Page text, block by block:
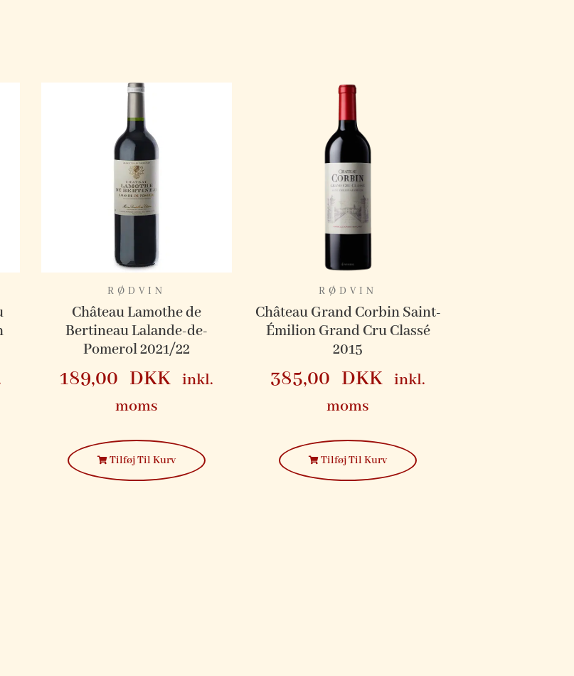
RØDVIN
Château Lamothe de
Bertineau Lalande-de-
Pomerol 2021/22
189,00 DKK inkl.
moms
Tilføj Til Kurv
RØDVIN
Château Grand Corbin Saint-
Émilion Grand Cru Classé
2015
385,00 DKK inkl.
moms
Tilføj Til Kurv